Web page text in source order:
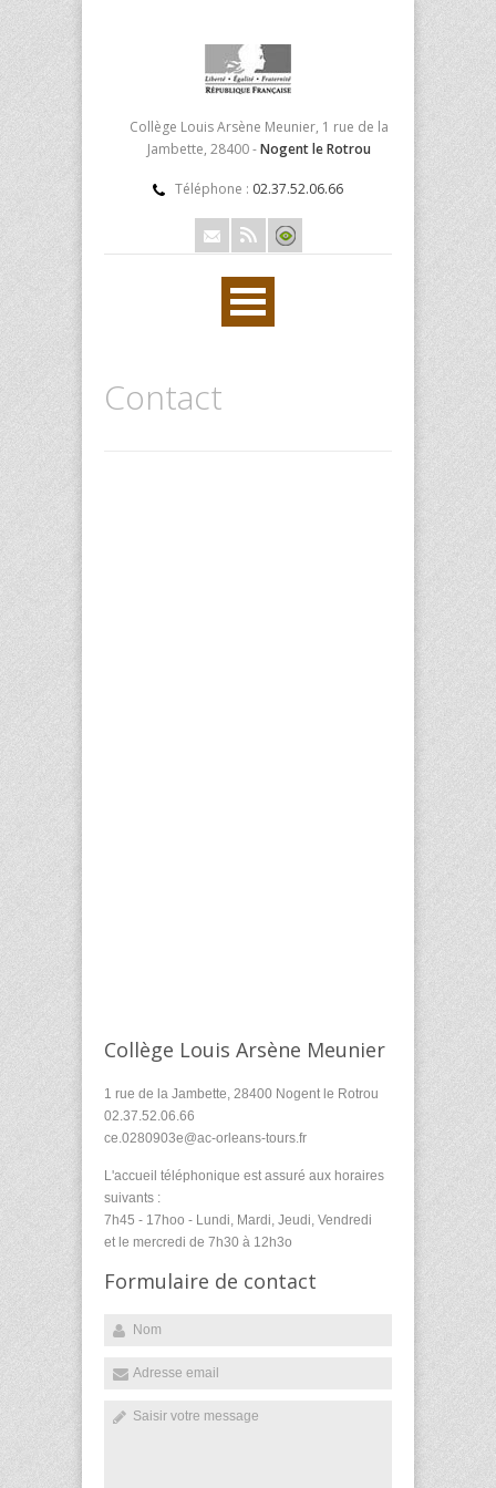
Collège Louis Arsène Meunier, 1 rue de la
Jambette, 28400 -Nogent le Rotrou
Téléphone : 02.37.52.06.66
Contact
Collège Louis Arsène Meunier
1 rue de la Jambette, 28400 Nogent le Rotrou
02.37.52.06.66
ce.0280903e@ac-orleans-tours.fr
L'accueil téléphonique est assuré aux horaires
suivants :
7h45 - 17hoo - Lundi, Mardi, Jeudi, Vendredi
et le mercredi de 7h30 à 12h3o
Formulaire de contact